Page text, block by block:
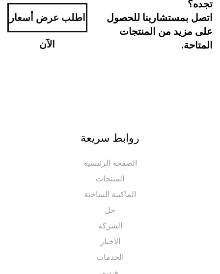
بمستشارينا للحصول
مزيد من المنتجات
اطلب عرض أسعار
روابط سريعة
الصفحة الرئيسية
المنتجات
الماكينة الساخنة
الشركة
الخدمات